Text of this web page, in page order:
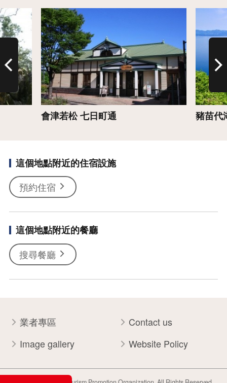
會津若松 七日町通
詳情
豬苗代
這個地點附近的住宿設施
預約住宿
這個地點附近的餐廳
搜尋餐廳
業者專區
Contact us
Image gallery
Website Policy